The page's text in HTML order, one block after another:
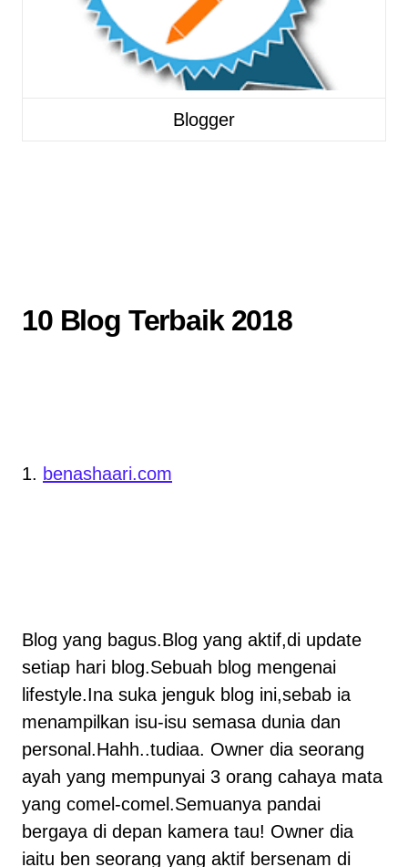
Blogger
10 Blog Terbaik 2018
1. benashaari.com
Blog yang bagus.Blog yang aktif,di update
setiap hari blog.Sebuah blog mengenai
lifestyle.Ina suka jenguk blog ini,sebab ia
menampilkan isu-isu semasa dunia dan
personal.Hahh..tudiaa. Owner dia seorang
ayah yang mempunyai 3 orang cahaya mata
yang comel-comel.Semuanya pandai
bergaya di depan kamera tau! Owner dia
iaitu ben seorang yang aktif bersenam di